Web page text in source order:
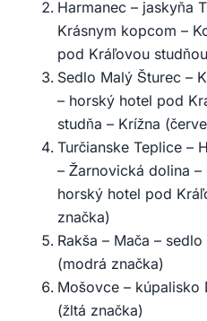
Harmanec – jaskyňa
Krásnym kopcom –
pod Kráľovou
Sedlo Malý Šturec –
– horský hotel pod
studňa – Krížna
Turčianske Teplice –
– Žarnovická dolina
horský hotel pod
značka)
Rakša – Mača –
(modrá značka)
Mošovce – kúpalisko
(žltá značka)